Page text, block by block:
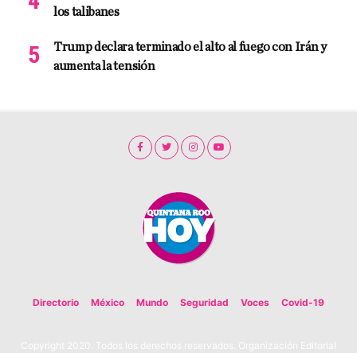
los talibanes
Trump declara terminado el alto al fuego con Irán y
aumenta la tensión
Directorio México Mundo Seguridad Voces Covid-19